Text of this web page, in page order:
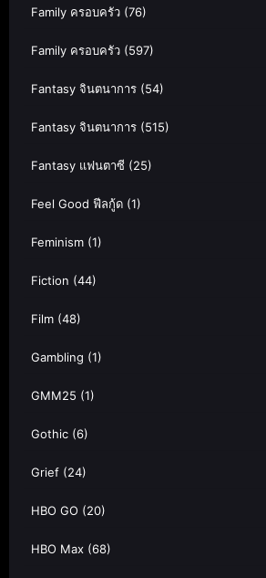
Family ครอบครัว (76)
Family ครอบครัว (597)
Fantasy จินตนาการ (54)
Fantasy จินตนาการ (515)
Fantasy แฟนตาซี (25)
Feel Good ฟีลกู้ด (1)
Feminism (1)
Fiction (44)
Film (48)
Gambling (1)
GMM25 (1)
Gothic (6)
Grief (24)
HBO GO (20)
HBO Max (68)